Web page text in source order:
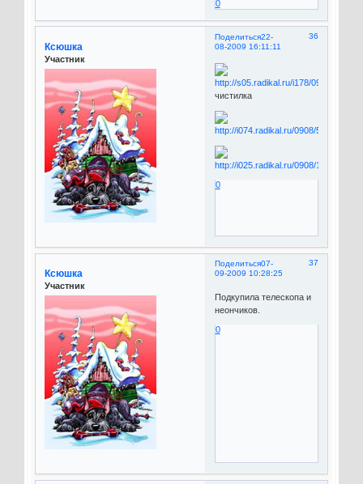
0
Поделиться 36
22-
08-2009 16:11:11
Ксюшка
Участник
чистилка
0
Поделиться 37
07-
09-2009 10:28:25
Ксюшка
Участник
Подкупила телескопа и
неончиков.
0